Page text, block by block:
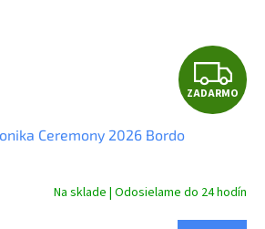
Z
A
A
ZADARMO
Ceremony 2026 Bordo
Na sklade | Odosielame do 24 hodín